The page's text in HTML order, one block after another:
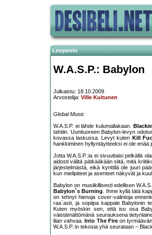
Levyarvio
W.A.S.P.: Babylon
Julkaistu: 18.10.2009
Arvostelija: Ville Kuitunen
Global Music
W.A.S.P. ei lähde kulumallakaan.
tahtiin. Uunituoreen Babylon-levyn
kovassa laskussa. Levyt kuten Kill
hankkiminen hyllyntäytteeksi ei ole enää
Jotta W.A.S.P.:ia ei sivuuttaisi pelkällä
aidosti välitä pätkääkään siitä, mitä
järjestelmästä, eikä kynttilä ole juuri
kun mielipiteet ja asenteet näkyvät ja
Babylon on musiikillisesti edellisen
Babylon`s Burning. Ihme kyllä tätä
on tehnyt hienoja cover-valintoja
raa`asti, ja sopiipa kappale Babylonin
Kuten myöskin sen, että iso osa
väistämättömänä seurauksena
liian vahvaa. Into The Fireon
W.A.S.P.:in tekosia yhä seurataan –